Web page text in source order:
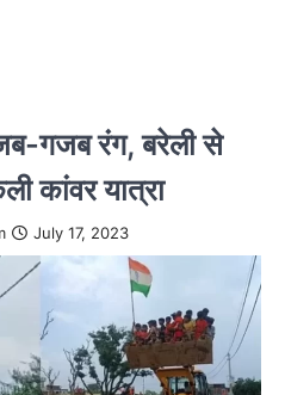
गजब रंग, बरेली से
कांवर यात्रा
July 17, 2023